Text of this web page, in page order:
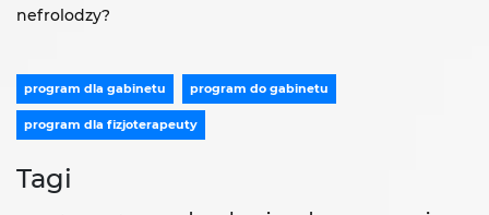
nefrolodzy?
program dla gabinetu program do gabinetu
program dla fizjoterapeuty
Tagi